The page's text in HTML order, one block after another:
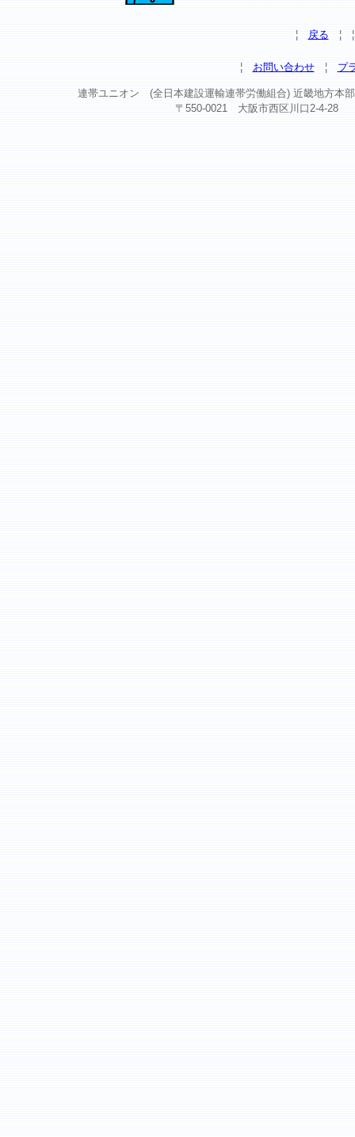
¦ 戻る ¦
¦ お問い合わせ¦ プ
連帯ユニオン (全日本建設運輸連帯労働組合) 近畿地方
〒550-0021 大阪市西区川口2-4-28